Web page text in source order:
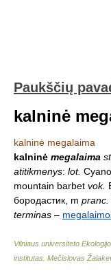
Paukščių
kalninė
kalninė megalaima
kalninė megalaima
atitikmenys: lot.
mountain barbet vok.
бородастик, m pranc.
terminas –
Vilniaus universiteto
institutas Mečislovas